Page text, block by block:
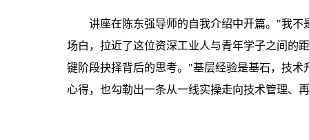
讲座在陈东强导师的自我介绍中开篇。"我
场白，拉近了这位资深工业人与青年学子之间的
键阶段抉择背后的思考。"基层经验是基石，技
心得，也勾勒出一条从一线实操走向技术管理、